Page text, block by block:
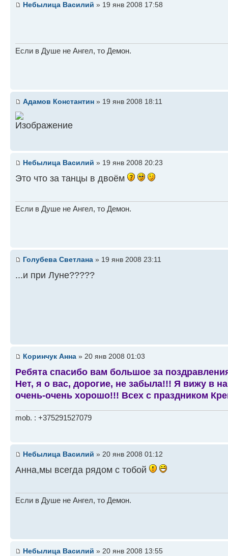
Небылица Василий » 19 янв 2008 17:58
Если в Душе не Ангел, то Демон.
Адамов Константин » 19 янв 2008 18:11
Небылица Василий » 19 янв 2008 20:23
Это что за танцы в двоём
Если в Душе не Ангел, то Демон.
Голубева Светлана » 19 янв 2008 23:11
...и при Луне?????
Коринчук Анна » 20 янв 2008 01:03
Ребята спасибо вам большое за
Нет, я о вас, дорогие, не забыла!!! Я вижу в
очень-очень хорошо!!! Всех с праздником
mob. : +375291527079
Небылица Василий » 20 янв 2008 01:12
Анна,мы всегда рядом с тобой
Если в Душе не Ангел, то Демон.
Небылица Василий » 20 янв 2008 13:55